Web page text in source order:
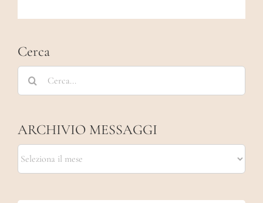
Cerca
Cerca
per:
ARCHIVIO MESSAGGI
ARCHIVIO
MESSAGGI